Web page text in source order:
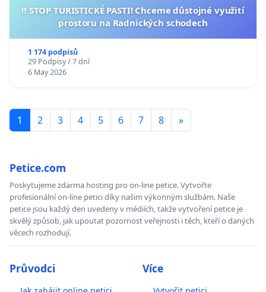
‼️ STOP TURISTICKÉ PASTI! Chceme důstojné využití
prostoru na Radnických schodech
1 174 podpisů
29 Podpisy / 7 dní
6 May 2026
1 2 3 4 5 6 7 8 »
Petice.com
Poskytujeme zdarma hosting pro on-line petice. Vytvořte
profesionální on-line petici díky našim výkonným službám. Naše
petice jsou každý den uvedeny v médiích, takže vytvoření petice je
skvělý způsob, jak upoutat pozornost veřejnosti i těch, kteří o daných
věcech rozhodují.
Průvodci Více